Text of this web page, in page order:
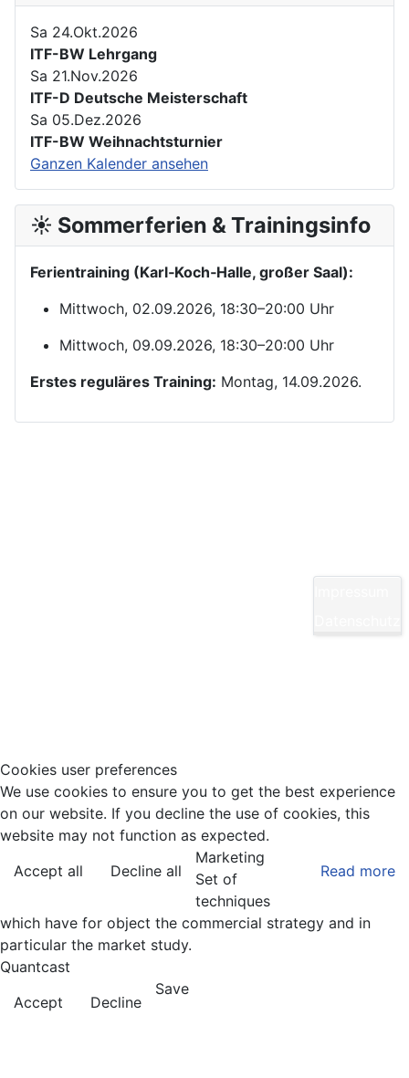
Sa 24.Okt.2026
ITF-BW Lehrgang
Sa 21.Nov.2026
ITF-D Deutsche Meisterschaft
Sa 05.Dez.2026
ITF-BW Weihnachtsturnier
Ganzen Kalender ansehen
☀️ Sommerferien & Trainingsinfo
Ferientraining (Karl‑Koch‑Halle, großer Saal):
Mittwoch, 02.09.2026, 18:30–20:00 Uhr
Mittwoch, 09.09.2026, 18:30–20:00 Uhr
Erstes reguläres Training: Montag, 14.09.2026.
Cookies user preferences
We use cookies to ensure you to get the best experience
on our website. If you decline the use of cookies, this
website may not function as expected.
Accept all
Decline all Read more
Marketing
Set of
techniques
which have for object the commercial strategy and in
particular the market study.
Quantcast
Accept
Decline
Save